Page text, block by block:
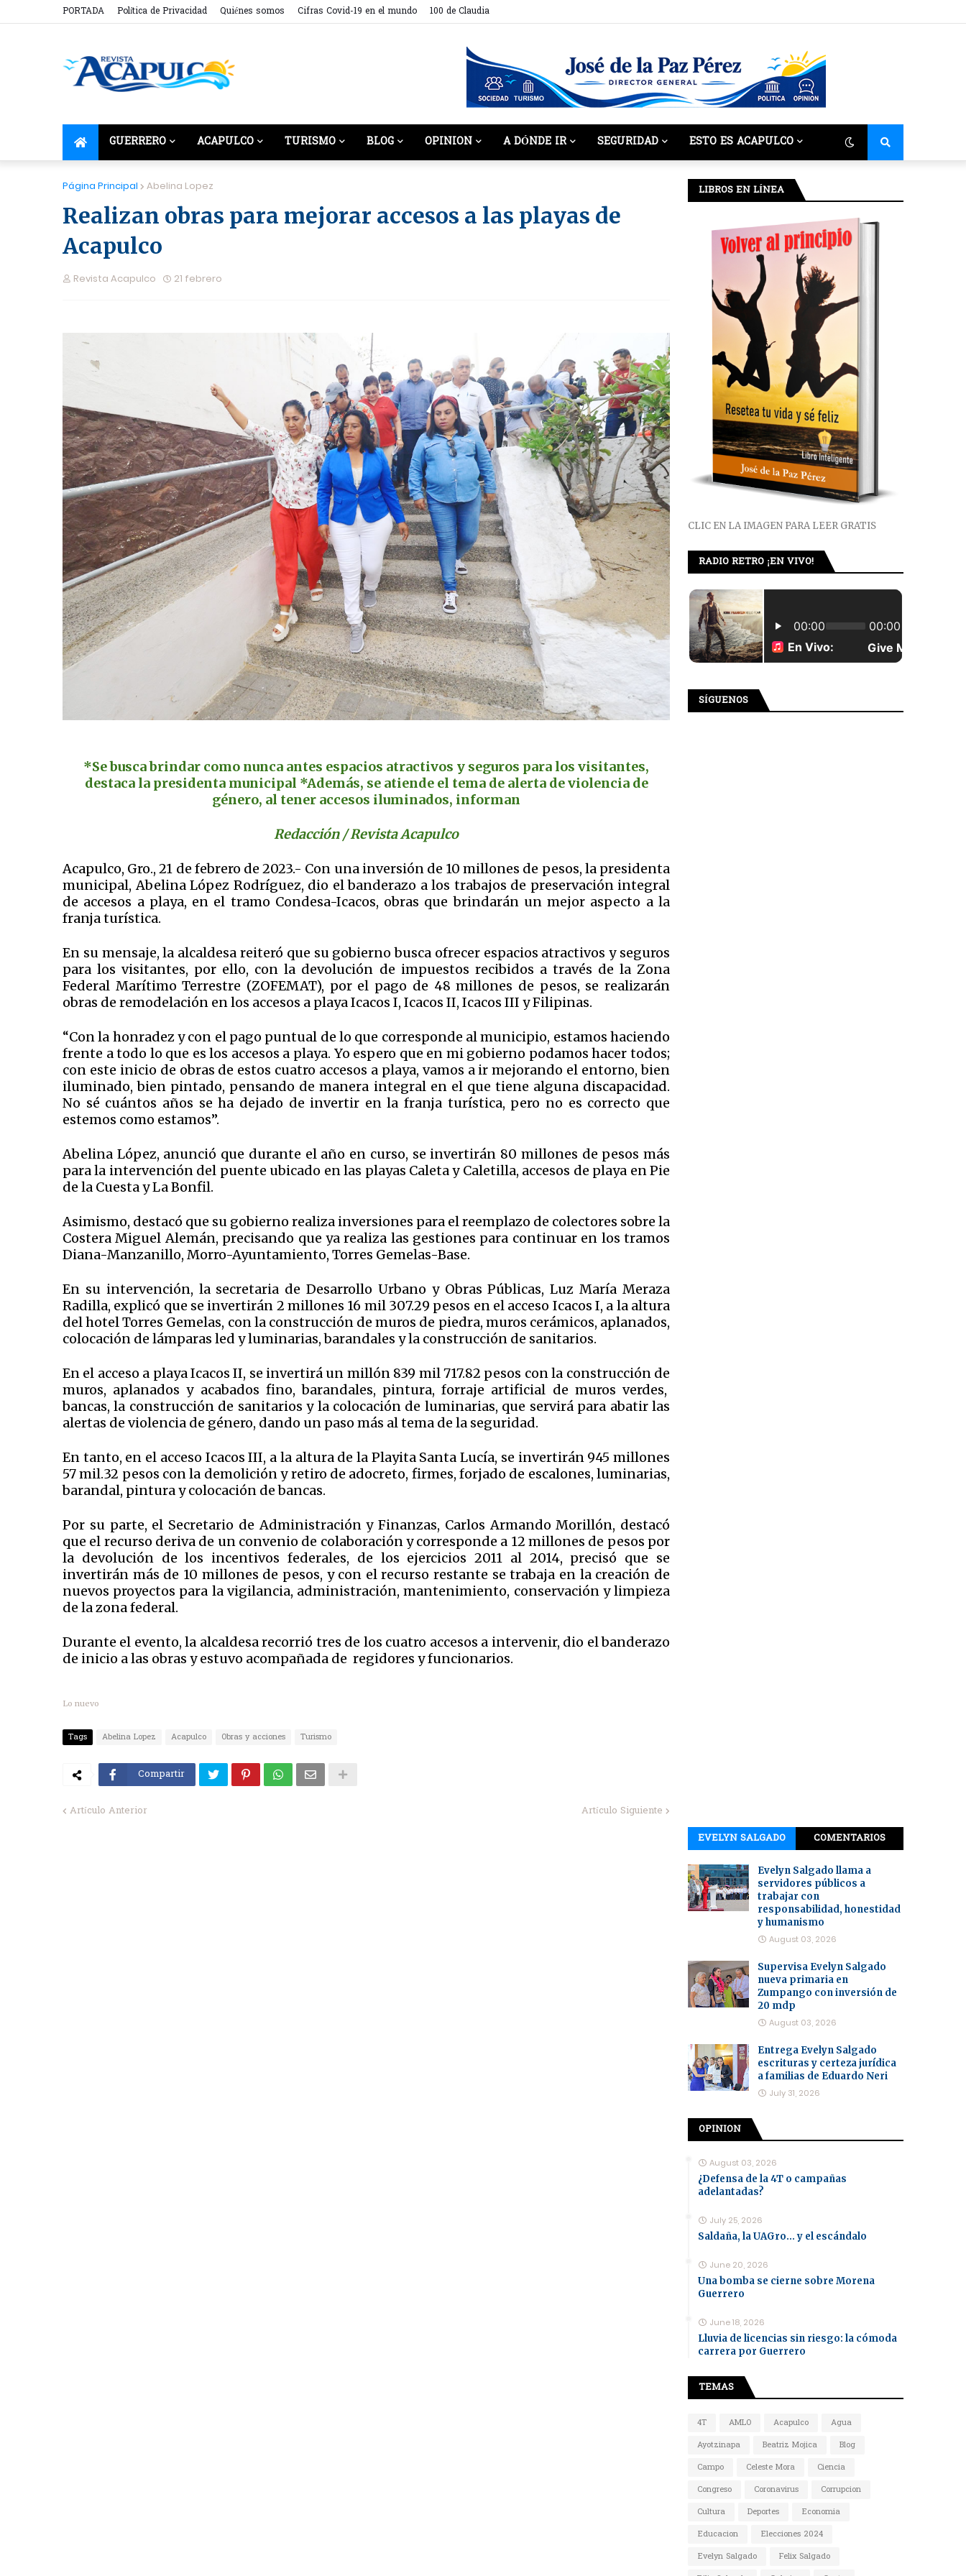
PORTADA Política de Privacidad Quiénes somos Cifras Covid-19 en el mundo 100 de Claudia
GUERRERO ACAPULCO TURISMO BLOG OPINION A DÓNDE IR SEGURIDAD ESTO ES ACAPULCO
Página Principal Abelina Lopez
Realizan obras para mejorar accesos a las playas de
Acapulco
Revista Acapulco 21 febrero
*Se busca brindar como nunca antes espacios atractivos y seguros para los visitantes,
destaca la presidenta municipal *Además, se atiende el tema de alerta de violencia de
género, al tener accesos iluminados, informan
Redacción / Revista Acapulco
Acapulco, Gro., 21 de febrero de 2023.- Con una inversión de 10 millones de pesos, la presidenta
municipal, Abelina López Rodríguez, dio el banderazo a los trabajos de preservación integral
de accesos a playa, en el tramo Condesa-Icacos, obras que brindarán un mejor aspecto a la
franja turística.
En su mensaje, la alcaldesa reiteró que su gobierno busca ofrecer espacios atractivos y seguros
para los visitantes, por ello, con la devolución de impuestos recibidos a través de la Zona
Federal Marítimo Terrestre (ZOFEMAT), por el pago de 48 millones de pesos, se realizarán
obras de remodelación en los accesos a playa Icacos I, Icacos II, Icacos III y Filipinas.
“Con la honradez y con el pago puntual de lo que corresponde al municipio, estamos haciendo
frente a todo lo que es los accesos a playa. Yo espero que en mi gobierno podamos hacer todos;
con este inicio de obras de estos cuatro accesos a playa, vamos a ir mejorando el entorno, bien
iluminado, bien pintado, pensando de manera integral en el que tiene alguna discapacidad.
No sé cuántos años se ha dejado de invertir en la franja turística, pero no es correcto que
estemos como estamos”.
Abelina López, anunció que durante el año en curso, se invertirán 80 millones de pesos más
para la intervención del puente ubicado en las playas Caleta y Caletilla, accesos de playa en Pie
de la Cuesta y La Bonfil.
Asimismo, destacó que su gobierno realiza inversiones para el reemplazo de colectores sobre la
Costera Miguel Alemán, precisando que ya realiza las gestiones para continuar en los tramos
Diana-Manzanillo, Morro-Ayuntamiento, Torres Gemelas-Base.
En su intervención, la secretaria de Desarrollo Urbano y Obras Públicas, Luz María Meraza
Radilla, explicó que se invertirán 2 millones 16 mil 307.29 pesos en el acceso Icacos I, a la altura
del hotel Torres Gemelas, con la construcción de muros de piedra, muros cerámicos, aplanados,
colocación de lámparas led y luminarias, barandales y la construcción de sanitarios.
En el acceso a playa Icacos II, se invertirá un millón 839 mil 717.82 pesos con la construcción de
muros, aplanados y acabados fino, barandales, pintura, forraje artificial de muros verdes,
bancas, la construcción de sanitarios y la colocación de luminarias, que servirá para abatir las
alertas de violencia de género, dando un paso más al tema de la seguridad.
En tanto, en el acceso Icacos III, a la altura de la Playita Santa Lucía, se invertirán 945 millones
57 mil.32 pesos con la demolición y retiro de adocreto, firmes, forjado de escalones, luminarias,
barandal, pintura y colocación de bancas.
Por su parte, el Secretario de Administración y Finanzas, Carlos Armando Morillón, destacó
que el recurso deriva de un convenio de colaboración y corresponde a 12 millones de pesos por
la devolución de los incentivos federales, de los ejercicios 2011 al 2014, precisó que se
invertirán más de 10 millones de pesos, y con el recurso restante se trabaja en la creación de
nuevos proyectos para la vigilancia, administración, mantenimiento, conservación y limpieza
de la zona federal.
Durante el evento, la alcaldesa recorrió tres de los cuatro accesos a intervenir, dio el banderazo
de inicio a las obras y estuvo acompañada de regidores y funcionarios.
Lo nuevo
Tags Abelina Lopez Acapulco Obras y acciones Turismo
Compartir
Artículo Anterior Artículo Siguiente
LIBROS EN LÍNEA
CLIC EN LA IMAGEN PARA LEER GRATIS
RADIO RETRO ¡EN VIVO!
SÍGUENOS
EVELYN SALGADO COMENTARIOS
Evelyn Salgado llama a
servidores públicos a
trabajar con
responsabilidad, honestidad
y humanismo
August 03, 2026
Supervisa Evelyn Salgado
nueva primaria en
Zumpango con inversión de
20 mdp
August 03, 2026
Entrega Evelyn Salgado
escrituras y certeza jurídica
a familias de Eduardo Neri
July 31, 2026
OPINION
August 03, 2026
¿Defensa de la 4T o campañas
adelantadas?
July 25, 2026
Saldaña, la UAGro... y el escándalo
June 20, 2026
Una bomba se cierne sobre Morena
Guerrero
June 18, 2026
Lluvia de licencias sin riesgo: la cómoda
carrera por Guerrero
TEMAS
4T AMLO Acapulco
Agua
Ayotzinapa
Beatriz Mojica
Blog
Campo
Celeste Mora
Ciencia
Congreso
Coronavirus
Corrupcion
Cultura
Deportes
Economia
Educacion
Elecciones 2024
Evelyn Salgado
Felix Salgado